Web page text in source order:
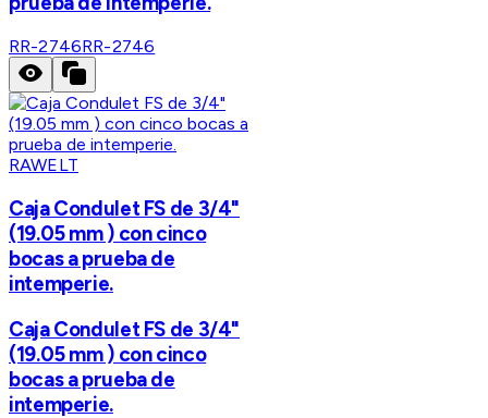
RR-2746RR-2746
RAWELT
Caja Condulet FS de 3/4"
(19.05 mm ) con cinco
bocas a prueba de
intemperie.
Caja Condulet FS de 3/4"
(19.05 mm ) con cinco
bocas a prueba de
intemperie.